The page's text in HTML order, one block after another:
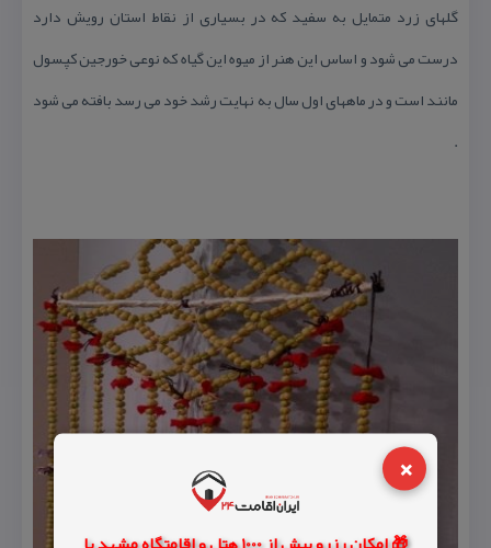
×
گلهای زرد متمایل به سفید كه در بسیاری از نقاط استان رویش دارد
درست می شود و اساس این هنر از میوه این گیاه كه نوعی خورجین كپسول
مانند است و در ماههای اول سال به نهایت رشد خود می رسد بافته می شود
.